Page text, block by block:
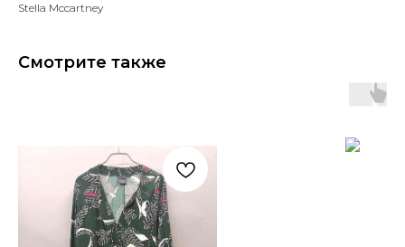
Stella Mccartney
Смотрите также